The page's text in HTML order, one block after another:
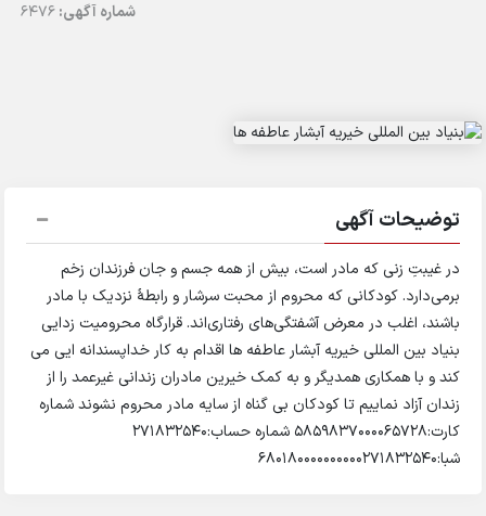
شماره آگهی:6476
توضیحات آگهی
در غیبتِ زنی که مادر است، بیش از همه جسم و جان فرزندان زخم
برمی‌دارد. کودکانی که محروم از محبت سرشار و رابطۀ نزدیک با مادر
باشند، اغلب در معرض آشفتگی‌های رفتاری‌اند. قرارگاه محرومیت زدایی
بنیاد بین المللی خیریه آبشار عاطفه ها اقدام به کار خداپسندانه ایی می
کند و با همکاری همدیگر و به کمک خیرین مادران زندانی غیرعمد را از
زندان آزاد نماییم تا کودکان بی گناه از سایه مادر محروم نشوند شماره
کارت:5859837000065728 شماره حساب:271832540
شبا:680180000000000271832540